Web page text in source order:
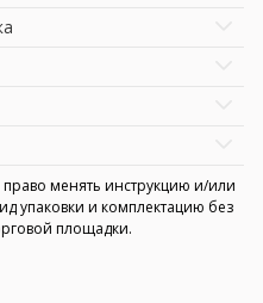
менять инструкцию и/или
упаковки и комплектацию без
площадки.